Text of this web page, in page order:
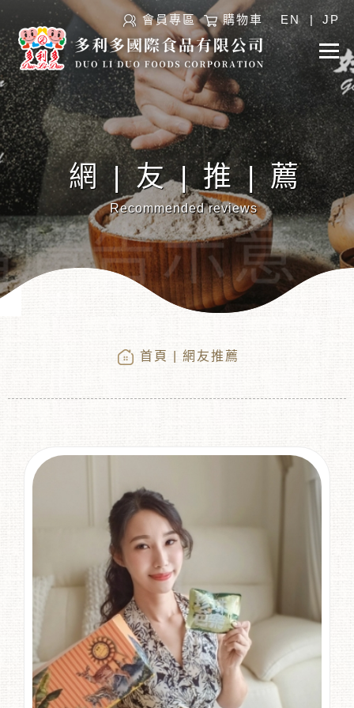
會員專區 購物車 EN | JP
網|友|推|薦
Recommended reviews
首頁 | 網友推薦